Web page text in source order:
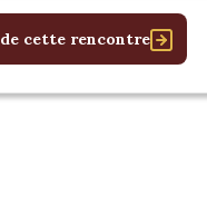
cette rencontre